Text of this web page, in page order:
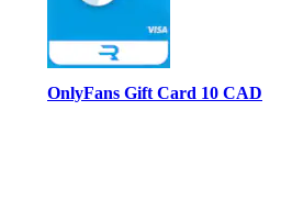
OnlyFans Gift Card 10 CAD